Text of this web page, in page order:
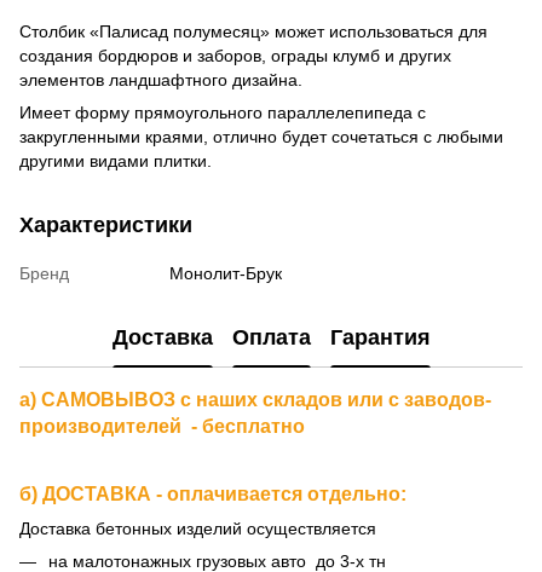
Столбик «Палисад полумесяц» может использоваться для
создания бордюров и заборов, ограды клумб и других
элементов ландшафтного дизайна.
Имеет форму прямоугольного параллелепипеда с
закругленными краями, отлично будет сочетаться с любыми
другими видами плитки.
Характеристики
Бренд Монолит-Брук
Доставка Оплата Гарантия
а) САМОВЫВОЗ с наших складов или с заводов-
производителей - бесплатно
б) ДОСТАВКА - оплачивается отдельно:
Доставка бетонных изделий осуществляется
на малотонажных грузовых авто до 3-х тн